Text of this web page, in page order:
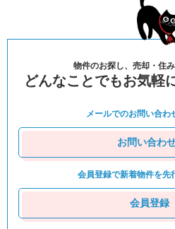
物件のお探し、売却・住
どんなことでもお気軽
メールでのお問い合わ
お問い合わ
会員登録で新着物件を先
会員登録